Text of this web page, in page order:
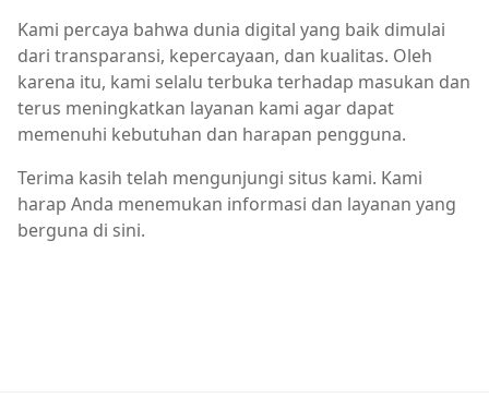
Kami percaya bahwa dunia digital yang baik dimulai
dari transparansi, kepercayaan, dan kualitas. Oleh
karena itu, kami selalu terbuka terhadap masukan dan
terus meningkatkan layanan kami agar dapat
memenuhi kebutuhan dan harapan pengguna.
Terima kasih telah mengunjungi situs kami. Kami
harap Anda menemukan informasi dan layanan yang
berguna di sini.